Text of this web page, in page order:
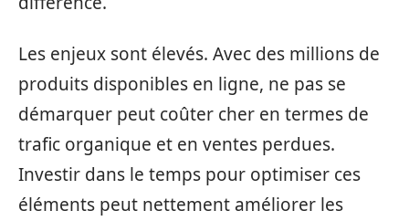
Les enjeux sont élevés. Avec des millions de
produits disponibles en ligne, ne pas se
démarquer peut coûter cher en termes de
trafic organique et en ventes perdues.
Investir dans le temps pour optimiser ces
éléments peut nettement améliorer les